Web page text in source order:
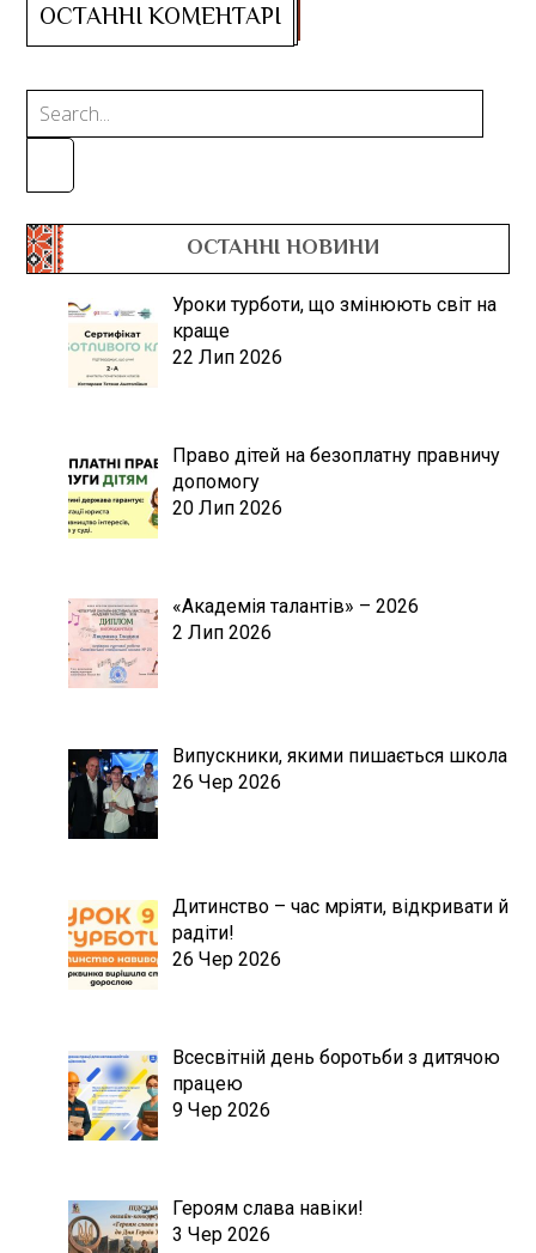
ОСТАННІ НОВИНИ
Уроки турботи, що змінюють світ на
краще
22 Лип 2026
Право дітей на безоплатну правничу
допомогу
20 Лип 2026
«Академія талантів» – 2026
2 Лип 2026
Випускники, якими пишається школа
26 Чер 2026
Дитинство – час мріяти, відкривати й
радіти!
26 Чер 2026
Всесвітній день боротьби з дитячою
працею
9 Чер 2026
Героям слава навіки!
3 Чер 2026